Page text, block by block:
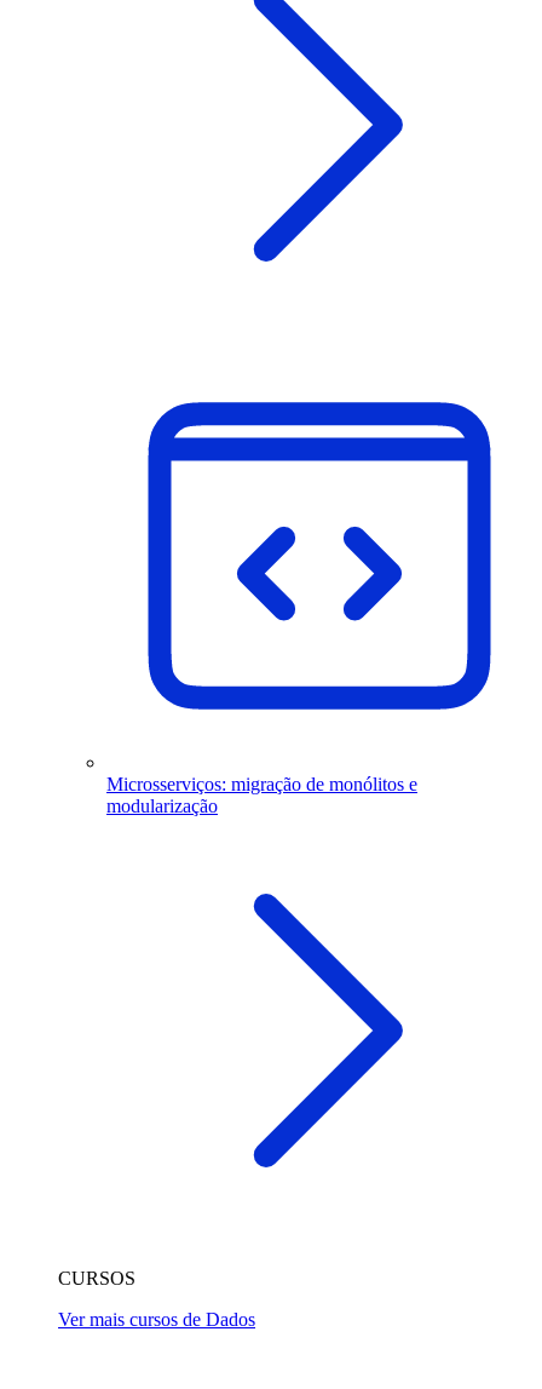
Microsserviços: migração de monólitos e
modularização
CURSOS
Ver mais cursos de Dados